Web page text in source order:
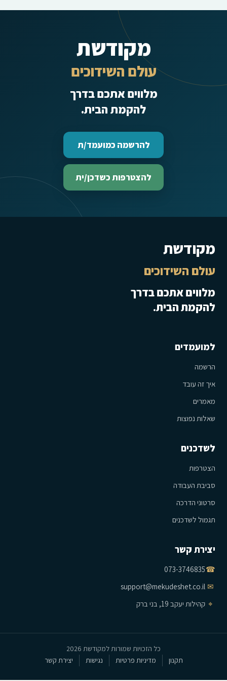
מקודשת
עולם השידוכים
מלווים אתכם בדרך
להקמת הבית.
להרשמה כמועמד/ת
להצטרפות כשדכן/ית
מקודשת
עולם השידוכים
מלווים אתכם בדרך
להקמת הבית.
למועמדים
הרשמה
איך זה עובד
מאמרים
שאלות נפוצות
לשדכנים
הצטרפות
סביבת העבודה
סרטוני הדרכה
תגמול לשדכנים
יצירת קשר
☎
073-3746835
✉
support@mekudeshet.co.il
⌖ קהילות יעקב 19, בני ברק
כל הזכויות שמורות למקודשת 2026
תקנון
מדיניות פרטיות נגישות יצירת קשר